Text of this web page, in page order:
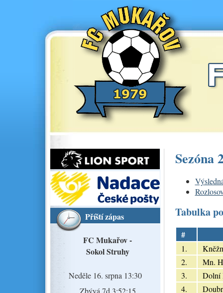
Příští zápas
FC Mukařov -
Sokol Struhy
Neděle 16. srpna 13:30
Zbývá 7d 3:52:14
Sezóna
Tabulka
#
1.
2.
Mn.
3.
Dolní
4.